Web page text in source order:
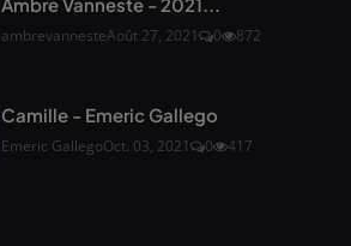
ambrevannesteAoût 27, 2021 0 872
Camille - Emeric Gallego
Emeric GallegoOct. 03, 2021 0 417